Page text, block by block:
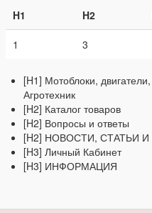
H1 H2
1 3
[H1] Мотоблоки,
Агротехник
[H2] Каталог товаров
[H2] Вопросы и ответы
[H2] НОВОСТИ, СТАТЬИ
[H3] Личный Кабинет
[H3] ИНФОРМАЦИЯ